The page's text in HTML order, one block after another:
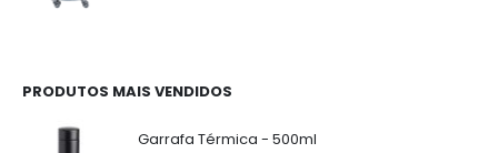
PRODUTOS MAIS VENDIDOS
Garrafa Térmica - 500ml